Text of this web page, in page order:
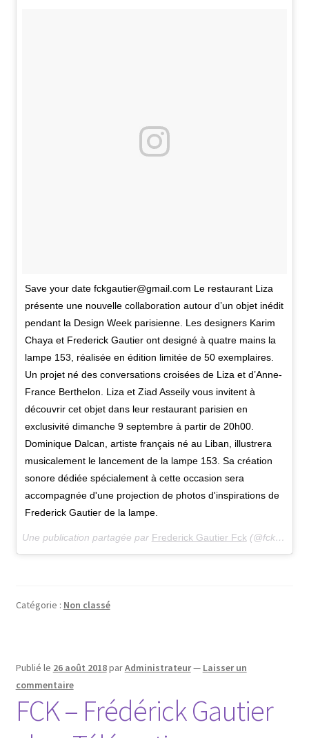
Save your date fckgautier@gmail.com Le restaurant Liza
présente une nouvelle collaboration autour d’un objet inédit
pendant la Design Week parisienne. Les designers Karim
Chaya et Frederick Gautier ont designé à quatre mains la
lampe 153, réalisée en édition limitée de 50 exemplaires.
Un projet né des conversations croisées de Liza et d’Anne-
France Berthelon. Liza et Ziad Asseily vous invitent à
découvrir cet objet dans leur restaurant parisien en
exclusivité dimanche 9 septembre à partir de 20h00.
Dominique Dalcan, artiste français né au Liban, illustrera
musicalement le lancement de la lampe 153. Sa création
sonore dédiée spécialement à cette occasion sera
accompagnée d'une projection de photos d'inspirations de
Frederick Gautier de la lampe.
Une publication partagée par Frederick Gautier Fck(@fckgautier_frederickgautier) le
Catégorie : Non classé
Publié le 26 août 2018parAdministrateur— Laisser un
commentaire
FCK – Frédérick Gautier